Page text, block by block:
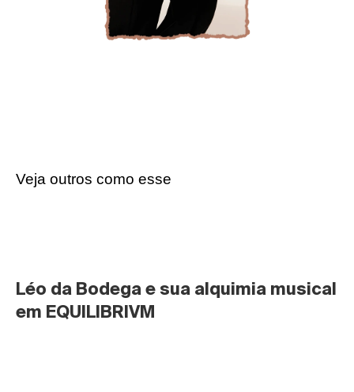
Veja outros como esse
Léo da Bodega e sua alquimia musical
em EQUILIBRIVM